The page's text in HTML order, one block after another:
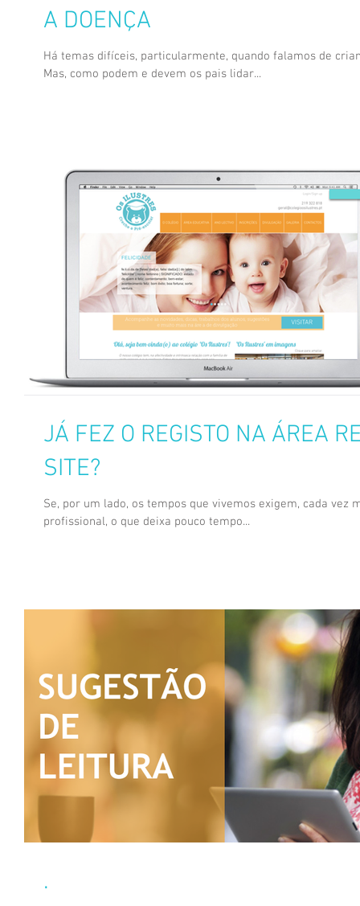
A DOENÇA
Há temas difíceis, particularmente, quando falamos de
Mas, como podem e devem os pais lidar...
JÁ FEZ O REGISTO NA ÁREA
SITE?
Se, por um lado, os tempos que vivemos exigem, cada vez
profissional, o que deixa pouco tempo...
.